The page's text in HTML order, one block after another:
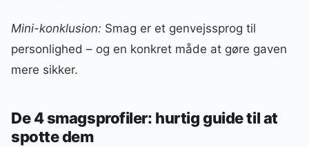
Mini-konklusion: Smag er et genvejssprog til
personlighed – og en konkret måde at gøre gaven
mere sikker.
De 4 smagsprofiler: hurtig guide til at
spotte dem